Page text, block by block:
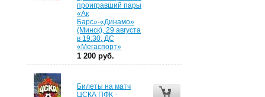
проигравший пары
«Ак
Барс»-«Динамо»
(Минск), 29 августа
в 19:30, ДС
«Мегаспорт»
1 200 руб.
Билеты на матч
ЦСКА ПФК -